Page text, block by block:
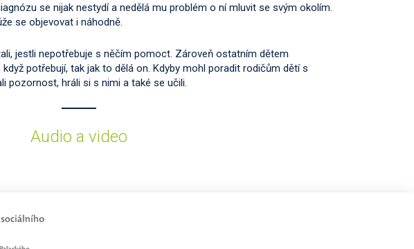
se nijak nestydí a nedělá mu problém o ní mluvit se svým okolím.
se objevovat i náhodně.
jestli nepotřebuje s něčím pomoct. Zároveň ostatním dětem
potřebují, tak jak to dělá on. Kdyby mohl poradit rodičům dětí s
pozornost, hráli si s nimi a také se učili.
Audio a video